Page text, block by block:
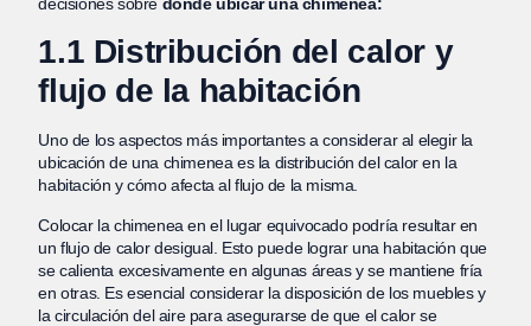
1.1 Distribución del calor y
flujo de la habitación
Uno de los aspectos más importantes a considerar al elegir la
ubicación de una chimenea es la distribución del calor en la
habitación y cómo afecta al flujo de la misma.
Colocar la chimenea en el lugar equivocado podría resultar en
un flujo de calor desigual. Esto puede lograr una habitación que
se calienta excesivamente en algunas áreas y se mantiene fría
en otras. Es esencial considerar la disposición de los muebles y
la circulación del aire para asegurarse de que el calor se